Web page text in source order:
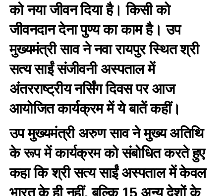
को नया जीवन दिया है। किसी को
जीवनदान देना पुण्य का काम है। उप
मुख्यमंत्री साव ने नवा रायपुर स्थित श्री
सत्य साईं संजीवनी अस्पताल में
अंतरराष्ट्रीय नर्सिंग दिवस पर आज
आयोजित कार्यक्रम में ये बातें कहीं।
उप मुख्यमंत्री अरुण साव ने मुख्य अतिथि
के रूप में कार्यक्रम को संबोधित करते हुए
कहा कि श्री सत्य साईं अस्पताल में केवल
भारत के ही नहीं, बल्कि 15 अन्य देशों के